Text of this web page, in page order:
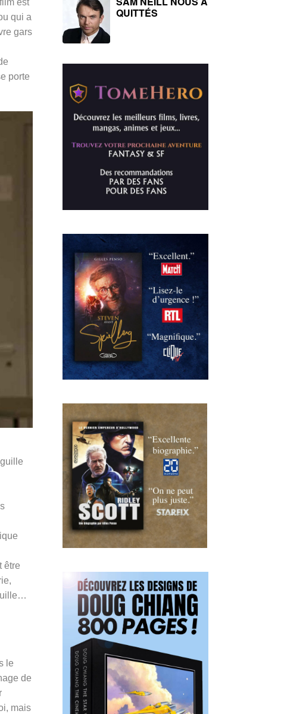
est
qui a
gars
porte
être
le
de
mais
QUITTÉS